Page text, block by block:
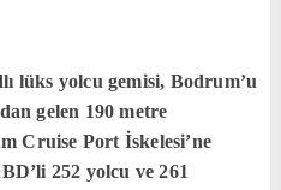
lüks yolcu gemisi, Bodrum’u
gelen 190 metre
Cruise Port İskelesi’ne
252 yolcu ve 261